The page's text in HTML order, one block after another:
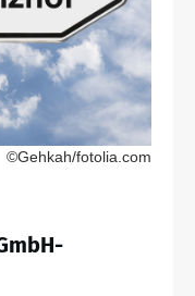
©Gehkah/fotolia.com